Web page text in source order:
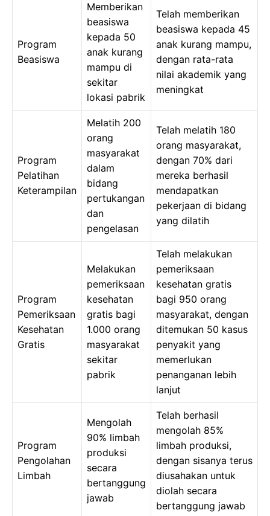
Program
Beasiswa
Memberikan
beasiswa
kepada 50
anak kurang
mampu di
sekitar
lokasi pabrik
Telah memberikan
beasiswa kepada 45
anak kurang mampu,
dengan rata-rata
nilai akademik yang
meningkat
Program
Pelatihan
Keterampilan
Melatih 200
orang
masyarakat
dalam
bidang
pertukangan
dan
pengelasan
Telah melatih 180
orang masyarakat,
dengan 70% dari
mereka berhasil
mendapatkan
pekerjaan di bidang
yang dilatih
Program
Pemeriksaan
Kesehatan
Gratis
Melakukan
pemeriksaan
kesehatan
gratis bagi
1.000 orang
masyarakat
sekitar
pabrik
Telah melakukan
pemeriksaan
kesehatan gratis
bagi 950 orang
masyarakat, dengan
ditemukan 50 kasus
penyakit yang
memerlukan
penanganan lebih
lanjut
Program
Pengolahan
Limbah
Mengolah
90% limbah
produksi
secara
bertanggung
jawab
Telah berhasil
mengolah 85%
limbah produksi,
dengan sisanya terus
diusahakan untuk
diolah secara
bertanggung jawab